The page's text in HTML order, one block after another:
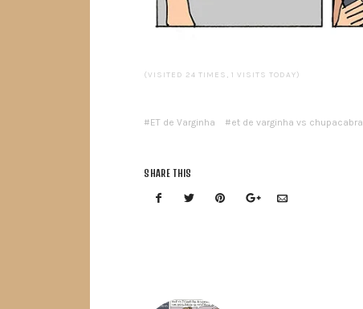
(VISITED 24 TIMES, 1 VISITS TODAY)
ET de Varginha et de varginha vs chupacabra
SHARE THIS